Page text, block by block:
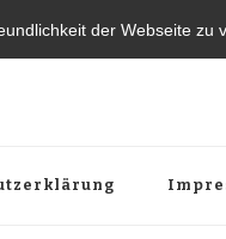
der Webseite zu